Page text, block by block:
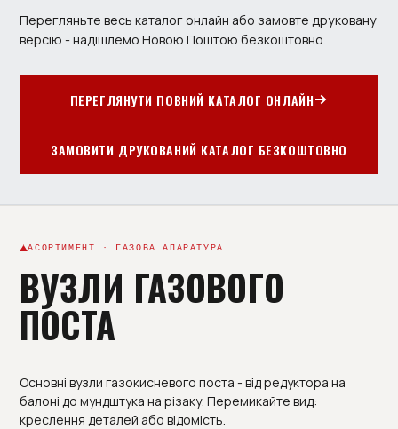
Перегляньте весь каталог онлайн або замовте друковану
версію - надішлемо Новою Поштою безкоштовно.
ПЕРЕГЛЯНУТИ ПОВНИЙ КАТАЛОГ ОНЛАЙН
ЗАМОВИТИ ДРУКОВАНИЙ КАТАЛОГ БЕЗКОШТОВНО
АСОРТИМЕНТ · ГАЗОВА АПАРАТУРА
ВУЗЛИ ГАЗОВОГО
ПОСТА
Основні вузли газокисневого поста - від редуктора на
балоні до мундштука на різаку. Перемикайте вид:
креслення деталей або відомість.